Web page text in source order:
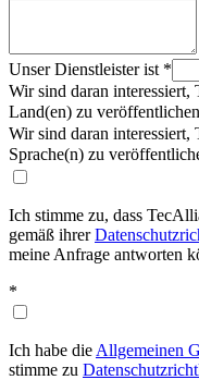
Unser Dienstleister ist *
Wir sind daran
Land(en) zu veröffentlichen
Wir sind daran
Sprache(n) zu
Ich stimme zu, dass
gemäß ihrer
meine Anfrage antworten
*
Ich habe die Allgemeinen
stimme zu